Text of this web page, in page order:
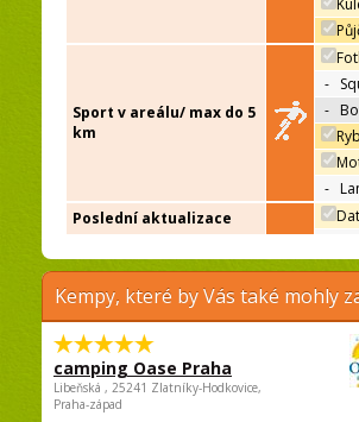
Sport v areálu/ max do 5
km
-
-
-
Poslední aktualizace
Kempy, které by Vás také mohly
camping Oase Praha
Libeňská , 25241 Zlatníky-Hodkovice,
Praha-západ